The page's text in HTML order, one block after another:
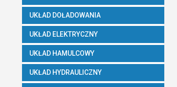
UKŁAD DOŁADOWANIA
UKŁAD ELEKTRYCZNY
UKŁAD HAMULCOWY
UKŁAD HYDRAULICZNY